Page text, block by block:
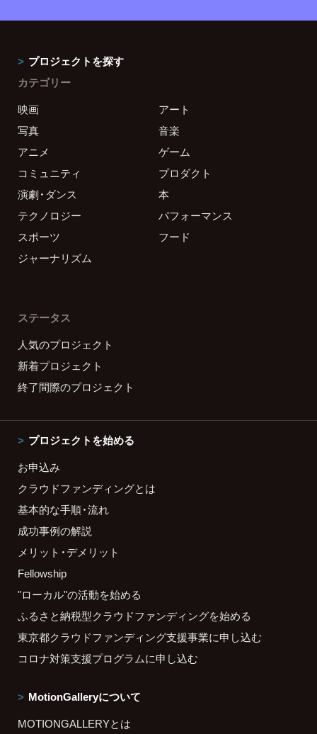
プロジェクトを探す
カテゴリー
映画
アート
写真
音楽
アニメ
ゲーム
コミュニティ
プロダクト
演劇・ダンス
本
テクノロジー
パフォーマンス
スポーツ
フード
ジャーナリズム
ステータス
人気のプロジェクト
新着プロジェクト
終了間際のプロジェクト
プロジェクトを始める
お申込み
クラウドファンディングとは
基本的な手順・流れ
成功事例の解説
メリット・デメリット
Fellowship
"ローカル"の活動を始める
ふるさと納税型クラウドファンディングを始める
東京都クラウドファンディング支援事業に申し込む
コロナ対策支援プログラムに申し込む
MotionGalleryについて
MOTIONGALLERYとは